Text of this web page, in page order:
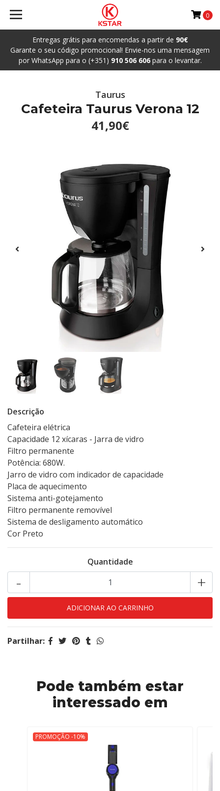
Entregas grátis para encomendas a partir de 90€
Garante o seu código promocional! Envie-nos uma mensagem
por WhatsApp para o (+351) 910 506 606para o levantar.
0
Taurus
Cafeteira Taurus Verona 12
41,90€
Descrição
Cafeteira elétrica
Capacidade 12 xícaras - Jarra de vidro
Filtro permanente
Potência: 680W.
Jarro de vidro com indicador de capacidade
Placa de aquecimento
Sistema anti-gotejamento
Filtro permanente removível
Sistema de desligamento automático
Cor Preto
Quantidade
+
-
Partilhar:
Pode também estar
interessado em
PROMOÇÃO -10%